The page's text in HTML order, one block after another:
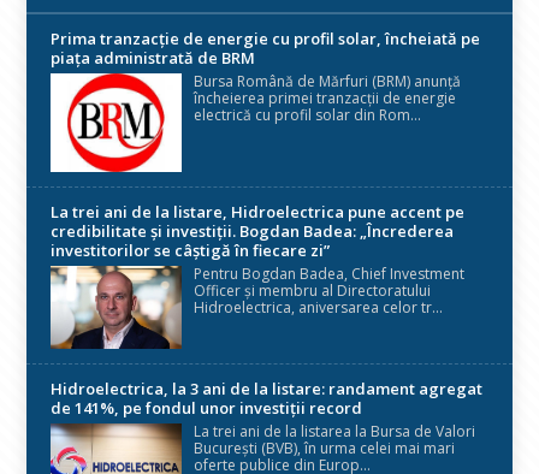
Prima tranzacție de energie cu profil solar, încheiată pe
piața administrată de BRM
Bursa Română de Mărfuri (BRM) anunță
încheierea primei tranzacții de energie
electrică cu profil solar din Rom...
La trei ani de la listare, Hidroelectrica pune accent pe
credibilitate și investiții. Bogdan Badea: „Încrederea
investitorilor se câștigă în fiecare zi”
Pentru Bogdan Badea, Chief Investment
Officer și membru al Directoratului
Hidroelectrica, aniversarea celor tr...
Hidroelectrica, la 3 ani de la listare: randament agregat
de 141%, pe fondul unor investiții record
La trei ani de la listarea la Bursa de Valori
București (BVB), în urma celei mai mari
oferte publice din Europ...